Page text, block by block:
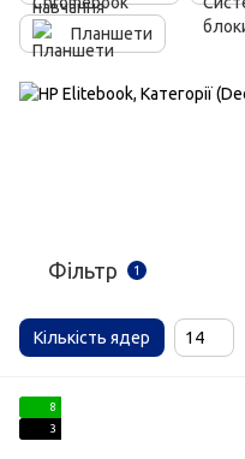
Планшети
Фільтр 1
Кількість ядер 14
8
3